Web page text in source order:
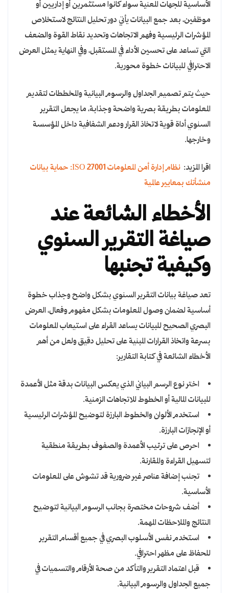
الأساسية للجهات المعنية سواء كانوا مستثمرين أو إداريين أو
موظفين، بعد جمع البيانات يأتي دور تحليل النتائج لاستخلاص
المؤشرات الرئيسية وفهم الاتجاهات وتحديد نقاط القوة والضعف
التي تساعد على تحسين الأداء في المستقبل، وفي النهاية يمثل العرض
الاحترافي للبيانات خطوة محورية.
حيث يتم تصميم الجداول والرسوم البيانية والمخططات لتقديم
المعلومات بطريقة بصرية واضحة وجذابة، ما يجعل التقرير
السنوي أداة قوية لاتخاذ القرار ودعم الشفافية داخل المؤسسة
وخارجها.
اقرا المزيد:
نظام إدارة أمن المعلومات ISO 27001: حماية بيانات
منشأتك بمعايير عالمية
الأخطاء الشائعة عند
صياغة التقرير السنوي
وكيفية تجنبها
تعد صياغة بيانات التقرير السنوي بشكل واضح وجذاب خطوة
أساسية لضمان وصول المعلومات بشكل مفهوم وفعال، العرض
البصري الصحيح للبيانات يساعد القراء على استيعاب المعلومات
بسرعة واتخاذ القرارات المبنية على تحليل دقيق ولعل من أهم
الأخطاء الشائعة في كتابة التقارير:
اختر نوع الرسم البياني الذي يعكس البيانات بدقة مثل الأعمدة
للبيانات المالية أو الخطوط للاتجاهات الزمنية.
استخدم الألوان والخطوط البارزة لتوضيح المؤشرات الرئيسية
أو الإنجازات البارزة.
احرص على ترتيب الأعمدة والصفوف بطريقة منطقية
لتسهيل القراءة والمقارنة.
تجنب إضافة عناصر غير ضرورية قد تشوش على المعلومات
الأساسية.
أضف شروحات مختصرة بجانب الرسوم البيانية لتوضيح
النتائج والملاحظات المهمة.
استخدم نفس الأسلوب البصري في جميع أقسام التقرير
للحفاظ على مظهر احترافي.
قبل اعتماد التقرير والتأكد من صحة الأرقام والتسميات في
جميع الجداول والرسوم البيانية.